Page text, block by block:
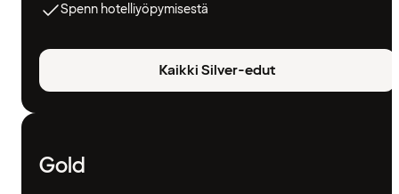
Spenn hotelliyöpymisestä
Kaikki Silver-edut
Gold